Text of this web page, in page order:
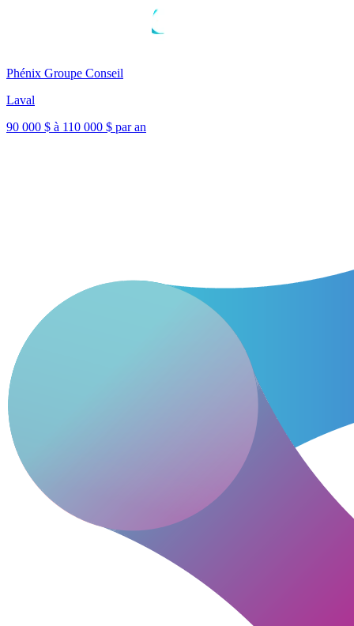
Phénix Groupe Conseil
Laval
90 000 $ à 110 000 $ par an